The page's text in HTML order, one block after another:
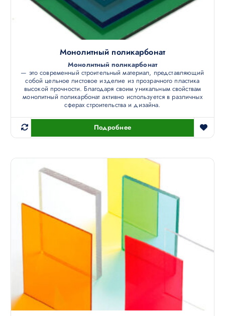
Монолитный поликарбонат
Монолитный поликарбонат
— это современный строительный материал, представляющий
собой цельное листовое изделие из прозрачного пластика
высокой прочности. Благодаря своим уникальным свойствам
монолитный поликарбонат активно используется в различных
сферах строительства и дизайна.
Подробнее